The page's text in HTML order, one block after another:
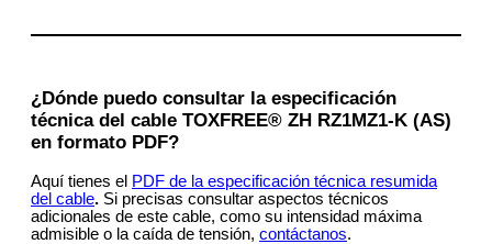
¿Dónde puedo consultar la especificación
técnica del cable TOXFREE® ZH RZ1MZ1-K (AS)
en formato PDF?
Aquí tienes el PDF de la especificación técnica resumida
del cable. Si precisas consultar aspectos técnicos
adicionales de este cable, como su intensidad máxima
admisible o la caída de tensión, contáctanos.